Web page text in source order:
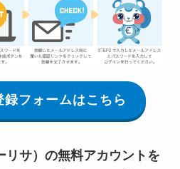
録フォームはこちら
サ）の無料アカウントを